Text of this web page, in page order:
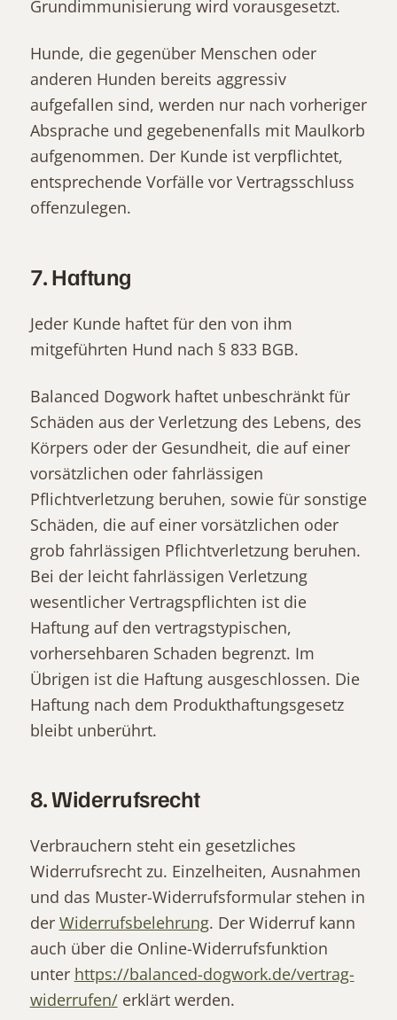
Grundimmunisierung wird vorausgesetzt.
Hunde, die gegenüber Menschen oder
anderen Hunden bereits aggressiv
aufgefallen sind, werden nur nach vorheriger
Absprache und gegebenenfalls mit Maulkorb
aufgenommen. Der Kunde ist verpflichtet,
entsprechende Vorfälle vor Vertragsschluss
offenzulegen.
7. Haftung
Jeder Kunde haftet für den von ihm
mitgeführten Hund nach § 833 BGB.
Balanced Dogwork haftet unbeschränkt für
Schäden aus der Verletzung des Lebens, des
Körpers oder der Gesundheit, die auf einer
vorsätzlichen oder fahrlässigen
Pflichtverletzung beruhen, sowie für sonstige
Schäden, die auf einer vorsätzlichen oder
grob fahrlässigen Pflichtverletzung beruhen.
Bei der leicht fahrlässigen Verletzung
wesentlicher Vertragspflichten ist die
Haftung auf den vertragstypischen,
vorhersehbaren Schaden begrenzt. Im
Übrigen ist die Haftung ausgeschlossen. Die
Haftung nach dem Produkthaftungsgesetz
bleibt unberührt.
8. Widerrufsrecht
Verbrauchern steht ein gesetzliches
Widerrufsrecht zu. Einzelheiten, Ausnahmen
und das Muster-Widerrufsformular stehen in
der Widerrufsbelehrung. Der Widerruf kann
auch über die Online-Widerrufsfunktion
unter https://balanced-dogwork.de/vertrag-
widerrufen/erklärt werden.